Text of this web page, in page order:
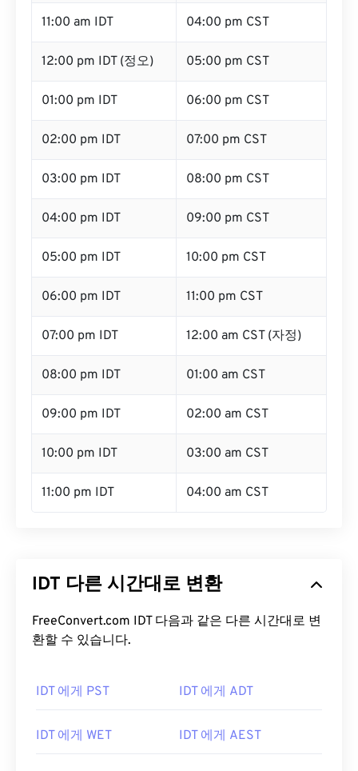
11:00 am IDT 04:00 pm CST
12:00 pm IDT (정오) 05:00 pm CST
01:00 pm IDT 06:00 pm CST
02:00 pm IDT 07:00 pm CST
03:00 pm IDT 08:00 pm CST
04:00 pm IDT 09:00 pm CST
05:00 pm IDT 10:00 pm CST
06:00 pm IDT 11:00 pm CST
07:00 pm IDT 12:00 am CST (자정)
08:00 pm IDT 01:00 am CST
09:00 pm IDT 02:00 am CST
10:00 pm IDT 03:00 am CST
11:00 pm IDT 04:00 am CST
IDT 다른 시간대로 변환
FreeConvert.com IDT 다음과 같은 다른 시간대로 변
환할 수 있습니다.
IDT 에게 PST IDT 에게 ADT
IDT 에게 WET IDT 에게 AEST